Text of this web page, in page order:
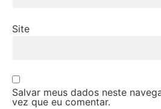
Site
Salvar meus dados neste
vez que eu comentar.